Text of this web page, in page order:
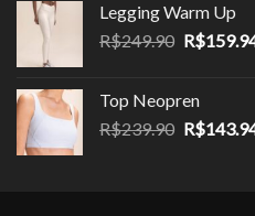
era:
Legging Warm Up
R$249.90 O
era:
R$
Top Neopren
R$239.90 O
R$